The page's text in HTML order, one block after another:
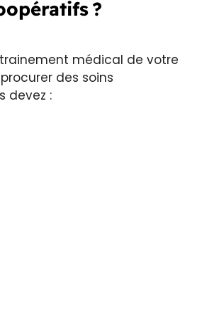
?
médical de votre
des soins
devez :